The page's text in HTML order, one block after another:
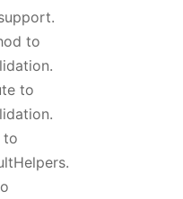
to
to
to